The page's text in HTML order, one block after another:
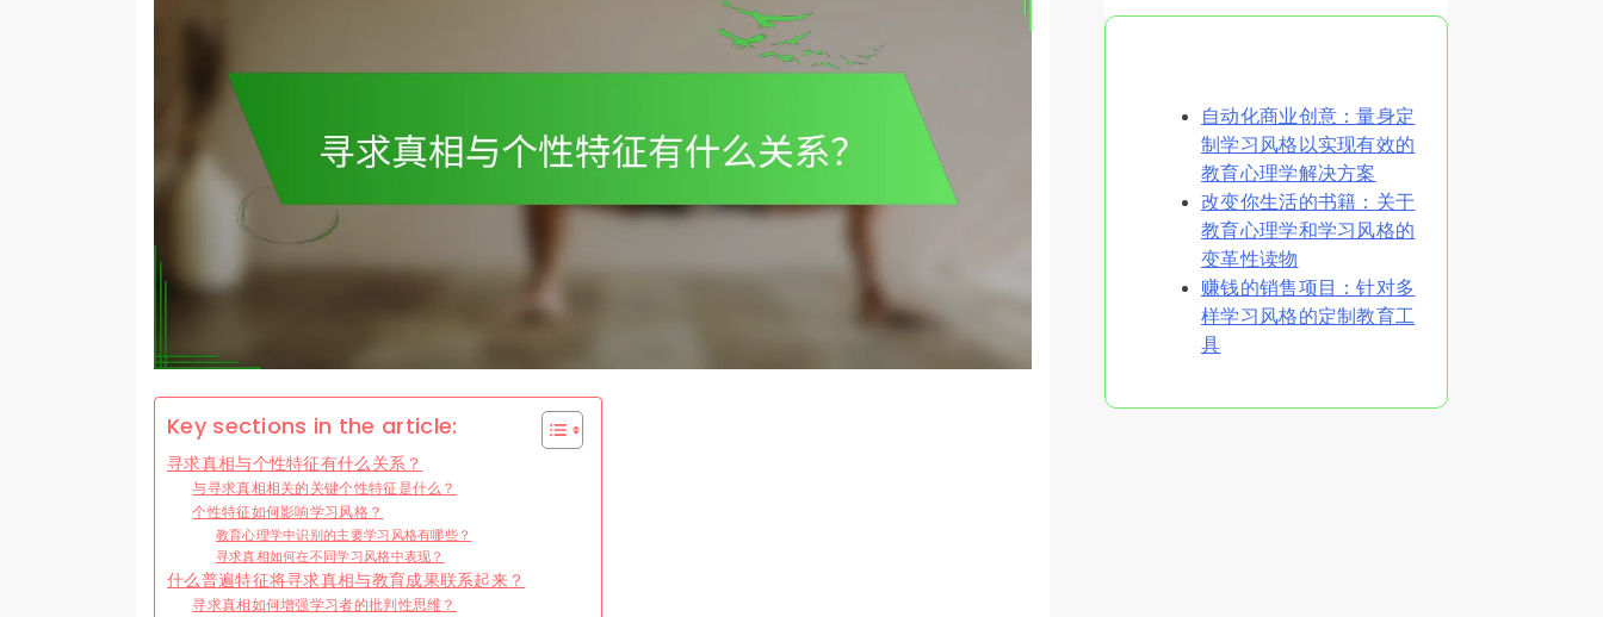
Key sections in the article:
寻求真相与个性特征有什么关系？
与寻求真相相关的关键个性特征是什么？
个性特征如何影响学习风格？
教育心理学中识别的主要学习风格有哪些？
寻求真相如何在不同学习风格中表现？
什么普遍特征将寻求真相与教育成果联系起来？
寻求真相如何增强学习者的批判性思维？
自动化商业创意：量身定
制学习风格以实现有效的
教育心理学解决方案
改变你生活的书籍：关于
教育心理学和学习风格的
变革性读物
赚钱的销售项目：针对多
样学习风格的定制教育工
具